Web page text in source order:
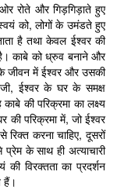
रोते और गिड़गिड़ाते हुए
को, लोगों के उमंडते हुए
है तथा केवल ईश्वर की
काबे को ध्रुव बनाने और
जीवन में ईश्वर और उसकी
ईश्वर के घर के समक्ष
की परिक्रमा का लक्ष्य
की परिक्रमा में, जो ईश्वर
करना चाहिए, दूसरों
के साथ ही अत्याचारी
विरक्तता का प्रदर्शन
हैं।